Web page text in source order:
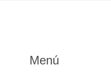
Menú